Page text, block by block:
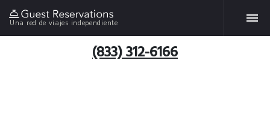
Una red de viajes independiente
(833) 312-6166